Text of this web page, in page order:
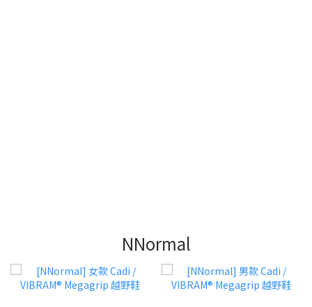
NNormal